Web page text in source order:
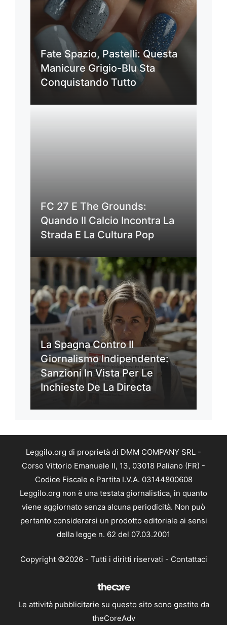
Fate Spazio, Pastelli: Questa
Manicure Grigio-Blu Sta
Conquistando Tutto
FC 27 E The Grounds:
Quando Il Calcio Incontra La
Strada E La Cultura Pop
La Spagna Contro Il
Giornalismo Indipendente:
Sanzioni In Vista Per Le
Inchieste De La Directa
Leggilo.org di proprietà di DMM COMPANY SRL -
Corso Vittorio Emanuele II, 13, 03018 Paliano (FR) -
Codice Fiscale e Partita I.V.A. 03144800608
Leggilo.org non è una testata giornalistica, in quanto
viene aggiornato senza alcuna periodicità. Non può
pertanto considerarsi un prodotto editoriale ai sensi
della legge n. 62 del 07.03.2001
Copyright ©2026 - Tutti i diritti riservati - Contattaci
Le attività pubblicitarie su questo sito sono gestite da
theCoreAdv